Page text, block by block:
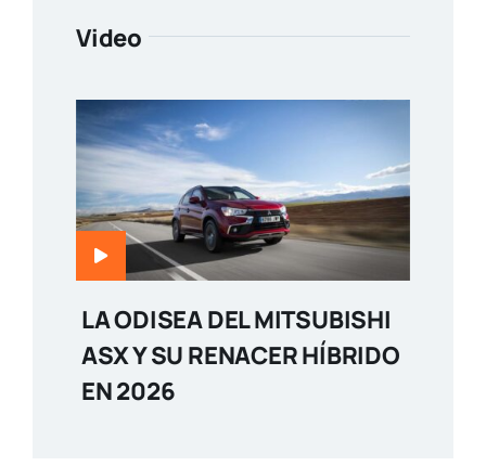
Video
LA ODISEA DEL MITSUBISHI
ASX Y SU RENACER HÍBRIDO
EN 2026